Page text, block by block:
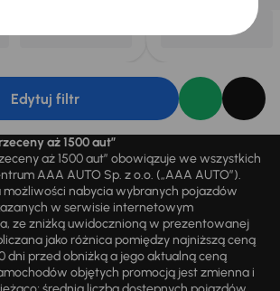
Edytuj filtr
aż 1500 aut”
aż 1500 aut” obowiązuje we wszystkich
AAA AUTO Sp. z o.o. („AAA AUTO”).
możliwości nabycia wybranych pojazdów
w serwisie internetowym
ze zniżką uwidocznioną w prezentowanej
jako różnica pomiędzy najniższą ceną
dni przed obniżką a jego aktualną ceną
objętych promocją jest zmienna i